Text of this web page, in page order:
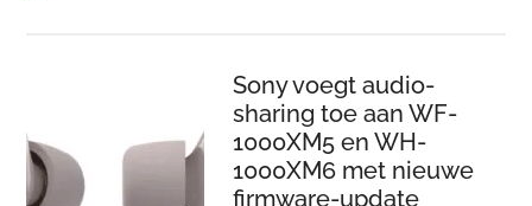
draadloos
presenteren
Sony voegt audio-
sharing toe aan WF-
1000XM5 en WH-
1000XM6 met nieuwe
firmware-update